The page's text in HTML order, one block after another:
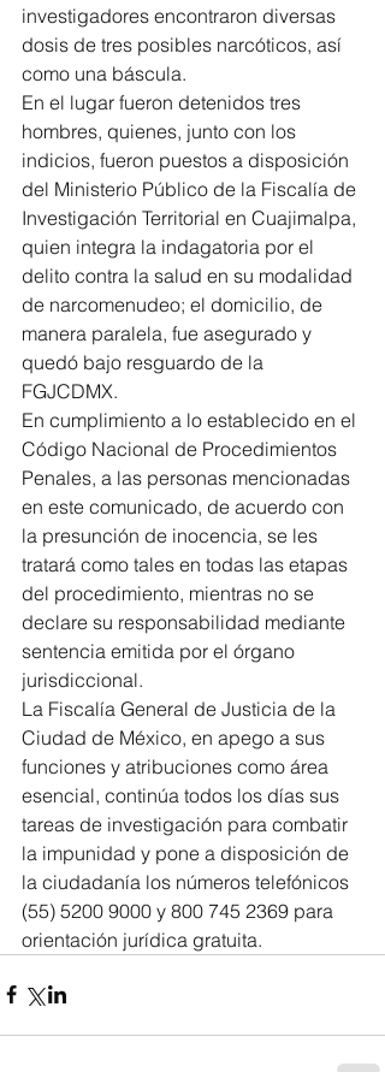
investigadores encontraron diversas
dosis de tres posibles narcóticos, así
como una báscula.
En el lugar fueron detenidos tres
hombres, quienes, junto con los
indicios, fueron puestos a disposición
del Ministerio Público de la Fiscalía de
Investigación Territorial en Cuajimalpa,
quien integra la indagatoria por el
delito contra la salud en su modalidad
de narcomenudeo; el domicilio, de
manera paralela, fue asegurado y
quedó bajo resguardo de la
FGJCDMX.
En cumplimiento a lo establecido en el
Código Nacional de Procedimientos
Penales, a las personas mencionadas
en este comunicado, de acuerdo con
la presunción de inocencia, se les
tratará como tales en todas las etapas
del procedimiento, mientras no se
declare su responsabilidad mediante
sentencia emitida por el órgano
jurisdiccional.
La Fiscalía General de Justicia de la
Ciudad de México, en apego a sus
funciones y atribuciones como área
esencial, continúa todos los días sus
tareas de investigación para combatir
la impunidad y pone a disposición de
la ciudadanía los números telefónicos
(55) 5200 9000 y 800 745 2369 para
orientación jurídica gratuita.